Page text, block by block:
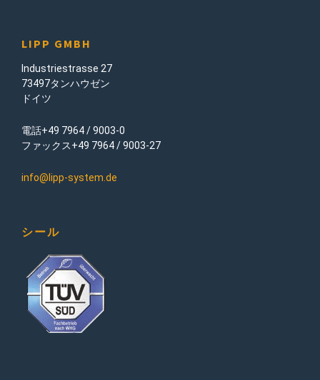
LIPP GMBH
Industriestrasse 27
73497タンハウゼン
ドイツ
電話+49 7964 / 9003-0
ファックス+49 7964 / 9003-27
info@lipp-system.de
シール